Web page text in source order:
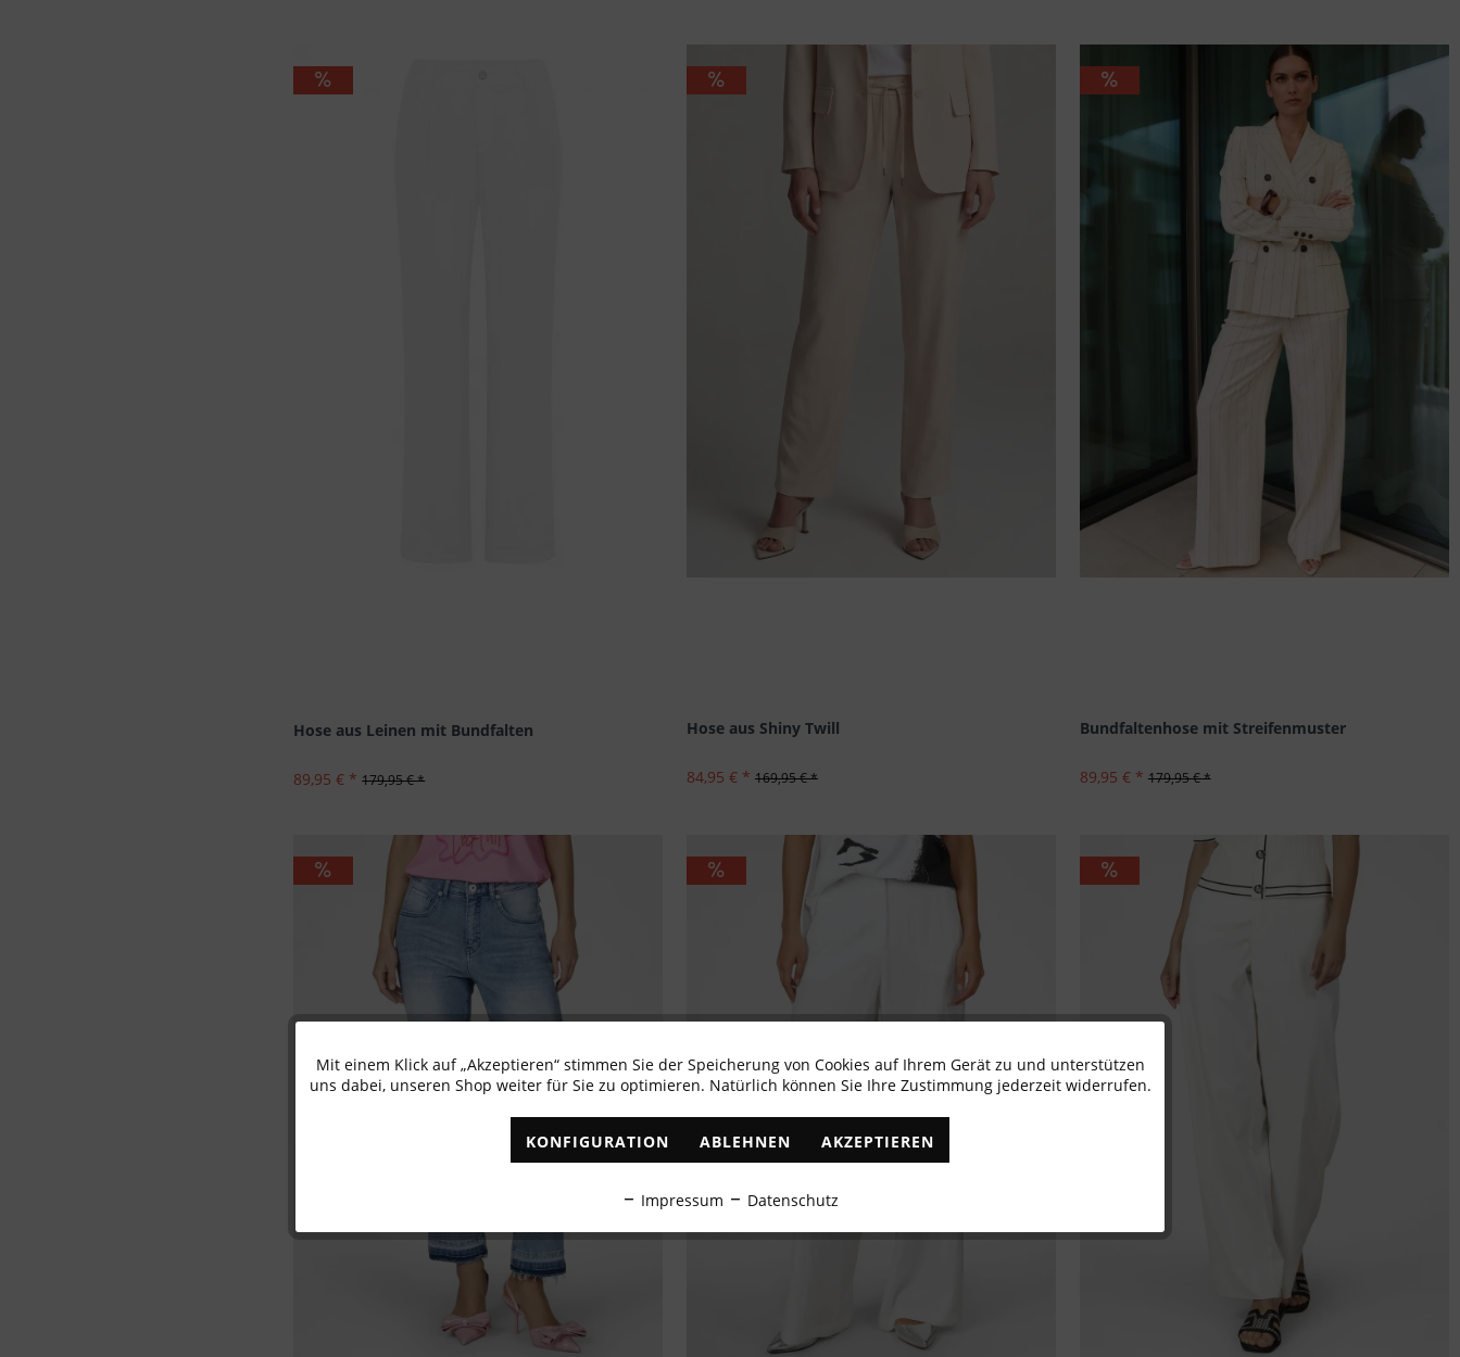
Hose aus Leinen mit Bundfalten
89,95 € * 179,95 € *
Hose aus Shiny Twill
84,95 € * 169,95 € *
Bundfaltenhose mit Streifenmuster
89,95 € * 179,95 € *
Funktionale Aktiv
Personalisierung
Mit einem Klick auf „Akzeptieren“ stimmen Sie der Speicherung von Cookies auf Ihrem Gerät zu und unterstützen
uns dabei, unseren Shop weiter für Sie zu optimieren. Natürlich können Sie Ihre Zustimmung jederzeit widerrufen.
KONFIGURATION ABLEHNEN AKZEPTIEREN
Impressum Datenschutz